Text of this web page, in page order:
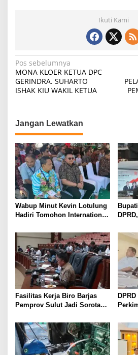
Ikuti Kami
Navigasi
pos
Pos sebelumnya
MONA KLOER KETUA DPC
GERINDRA. SUHARTO
ISHAK KIU WAKIL KETUA
Jangan Lewatkan
Wabup Minut Kevin Lotulung
Hadiri Tomohon International
Agenda Pariwisata Nasional
Fasilitas Kerja Biro Barjas
Pemprov Sulut Jadi Sorotan